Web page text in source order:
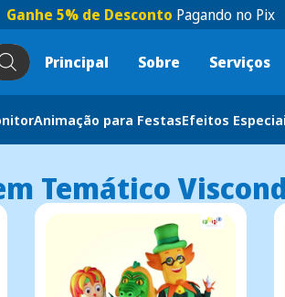
Ganhe 5% de Desconto Pagando no Pix
Principal Sobre Serviços
Animação para FestasEfeitos
Temático